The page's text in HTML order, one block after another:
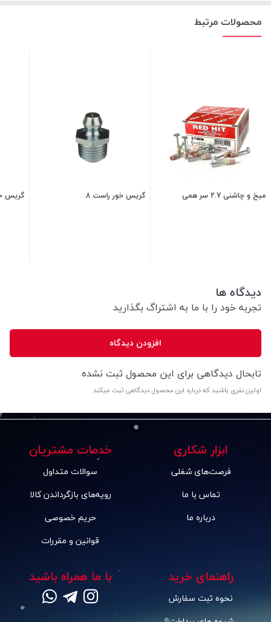
محصولات مرتبط
میخ و چاشنی 2.7 سر همی گریس خور راست 8 گریس
دیدگاه ها
تجربه خود را با ما به اشتراگ بگذارید
افزودن دیدگاه
تابحال دیدگاهی برای این محصول ثبت نشده
اولین نفری باشید که درباره این محصول دیدگاهی ثبت میکند
ابزار شکاری
فرصت‌های شغلی
تماس با ما
درباره ما
خدمات مشتریان
سوالات متداول
رویه‌های بازگرداندن کالا
حریم خصوصی
قوانین و مقررات
راهنمای خرید
نحوه ثبت سفارش
با ما همراه باشید